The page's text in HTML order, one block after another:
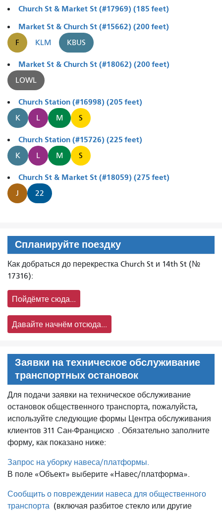
Church St & Market St (#17969) (185 feet)
Market St & Church St (#15662) (200 feet)
F KLM KBUS
Market St & Church St (#18062) (200 feet)
LOWL
Church Station (#16998) (205 feet)
K L M S
Church Station (#15726) (225 feet)
K L M S
Church St & Market St (#18059) (275 feet)
J 22
Спланируйте поездку
Как добраться до перекрестка Church St и 14th St (№
17316):
Пойдёмте сюда...
Давайте начнём отсюда...
Заявки на техническое обслуживание
транспортных остановок
Для подачи заявки на техническое обслуживание
остановок общественного транспорта, пожалуйста,
используйте следующие формы Центра обслуживания
клиентов 311 Сан-Франциско . Обязательно заполните
форму, как показано ниже:
Запрос на уборку навеса/платформы.
В поле «Объект» выберите «Навес/платформа».
Сообщить о повреждении навеса для общественного
транспорта (включая разбитое стекло или другие